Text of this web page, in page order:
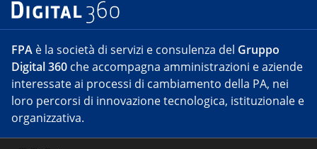
FPA è la società di servizi e consulenza del Gruppo
Digital 360 che accompagna amministrazioni e aziende
interessate ai processi di cambiamento della PA, nei
loro percorsi di innovazione tecnologica, istituzionale e
organizzativa.